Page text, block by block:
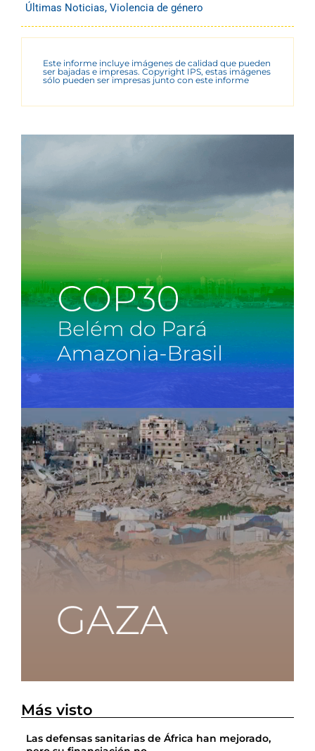
Últimas Noticias, Violencia de género
Este informe incluye imágenes de calidad que pueden
ser bajadas e impresas. Copyright IPS, estas imágenes
sólo pueden ser impresas junto con este informe
Más visto
Las defensas sanitarias de África han mejorado,